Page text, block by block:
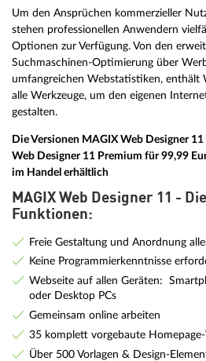
Um den Ansprüchen kommerzieller
stehen professionellen Anwendern
Optionen zur Verfügung. Von den
Suchmaschinen-Optimierung über
umfangreichen Webstatistiken, enthält
alle Werkzeuge, um den eigenen
gestalten.
Die Versionen MAGIX Web Designer
Web Designer 11 Premium für 99,99
im Handel erhältlich
MAGIX Web Designer 11 -
Funktionen:
Freie Gestaltung und Anordnung
Keine Programmierkenntnisse
Webseite auf allen Geräten:
oder Desktop PCs
Gemeinsam online arbeiten
35 komplett vorgebaute Homepage-
Über 500 Vorlagen & Design-